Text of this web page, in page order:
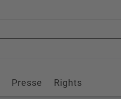
Presse Rights